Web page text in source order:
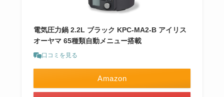
電気圧力鍋 2.2L ブラック KPC-MA2-B アイリス
オーヤマ 65種類自動メニュー搭載
口コミを見る
Amazon